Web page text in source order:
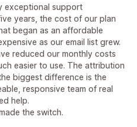
exceptional support
years, the cost of our plan
began as an affordable
as our email list grew.
reduced our monthly costs
easier to use. The attribution
biggest difference is the
responsive team of real
help.
the switch.